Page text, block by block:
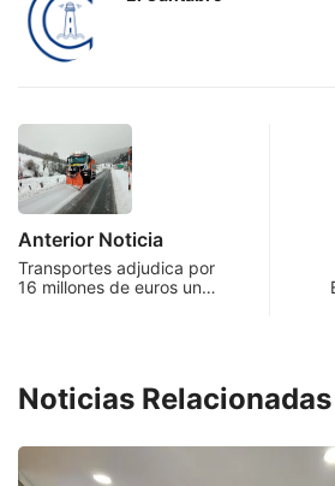
Anterior Noticia
Transportes adjudica por
16 millones de euros un…
Noticias Relacionadas